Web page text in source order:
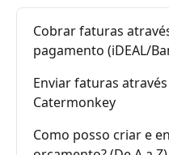
Cobrar faturas
pagamento (iDEAL/
Enviar faturas
Catermonkey
Como posso criar e